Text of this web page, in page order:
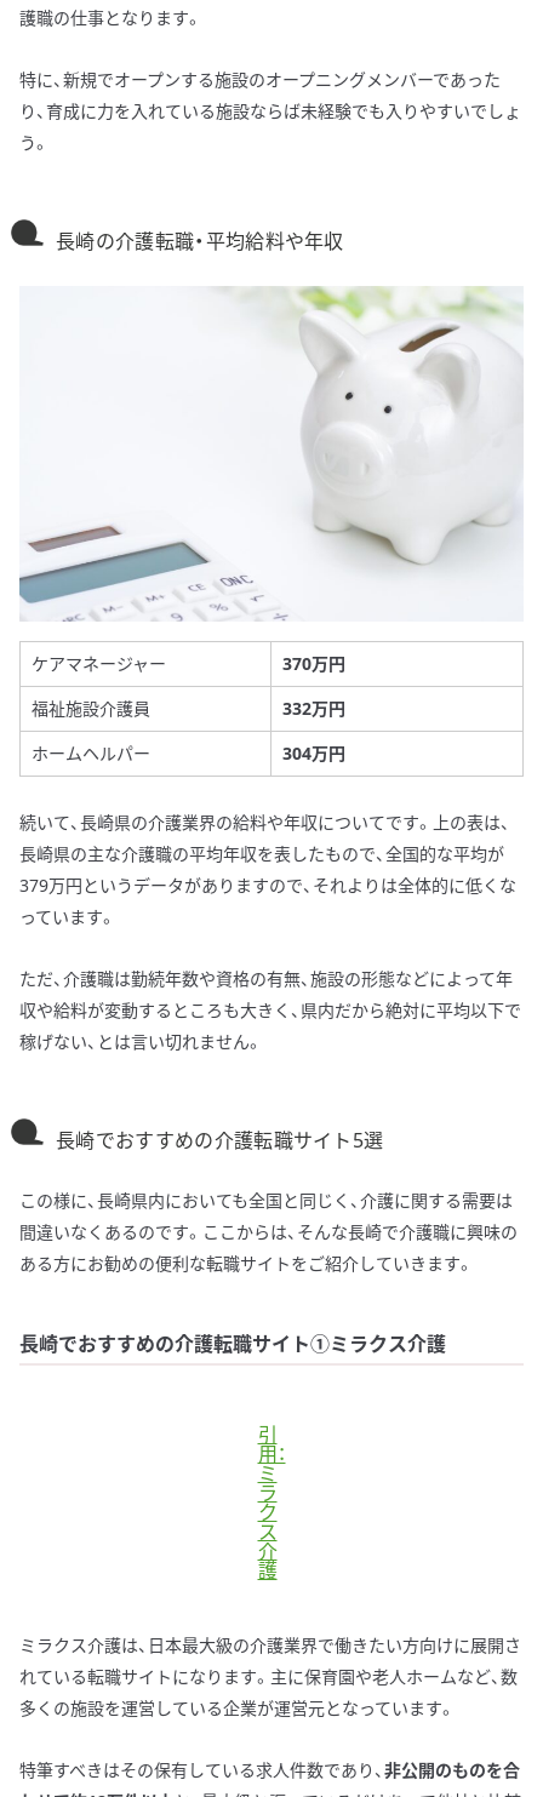
護職の仕事となります。
特に、新規でオープンする施設のオープニングメンバーであった
り、育成に力を入れている施設ならば未経験でも入りやすいでしょ
う。
長崎の介護転職・平均給料や年収
ケアマネージャー
370万円
福祉施設介護員
332万円
ホームヘルパー
304万円
続いて、長崎県の介護業界の給料や年収についてです。上の表は、
長崎県の主な介護職の平均年収を表したもので、全国的な平均が
379万円というデータがありますので、それよりは全体的に低くな
っています。
ただ、介護職は勤続年数や資格の有無、施設の形態などによって年
収や給料が変動するところも大きく、県内だから絶対に平均以下で
稼げない、とは言い切れません。
長崎でおすすめの介護転職サイト5選
この様に、長崎県内においても全国と同じく、介護に関する需要は
間違いなくあるのです。ここからは、そんな長崎で介護職に興味の
ある方にお勧めの便利な転職サイトをご紹介していきます。
長崎でおすすめの介護転職サイト①ミラクス介護
引
用：
ミ
ラ
ク
ス
介
護
ミラクス介護は、日本最大級の介護業界で働きたい方向けに展開さ
れている転職サイトになります。主に保育園や老人ホームなど、数
多くの施設を運営している企業が運営元となっています。
特筆すべきはその保有している求人件数であり、非公開のものを合